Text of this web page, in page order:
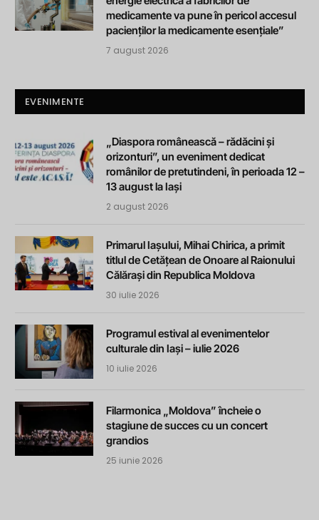
medicamente va pune în pericol accesul
pacienților la medicamente esențiale”
7 august 2026
EVENIMENTE
„Diaspora românească – rădăcini și
orizonturi”, un eveniment dedicat
românilor de pretutindeni, în perioada 12 –
13 august la Iași
2 august 2026
Primarul Iașului, Mihai Chirica, a primit
titlul de Cetățean de Onoare al Raionului
Călărași din Republica Moldova
30 iulie 2026
Programul estival al evenimentelor
culturale din Iași – iulie 2026
10 iulie 2026
Filarmonica „Moldova” încheie o
stagiune de succes cu un concert
grandios
25 iunie 2026